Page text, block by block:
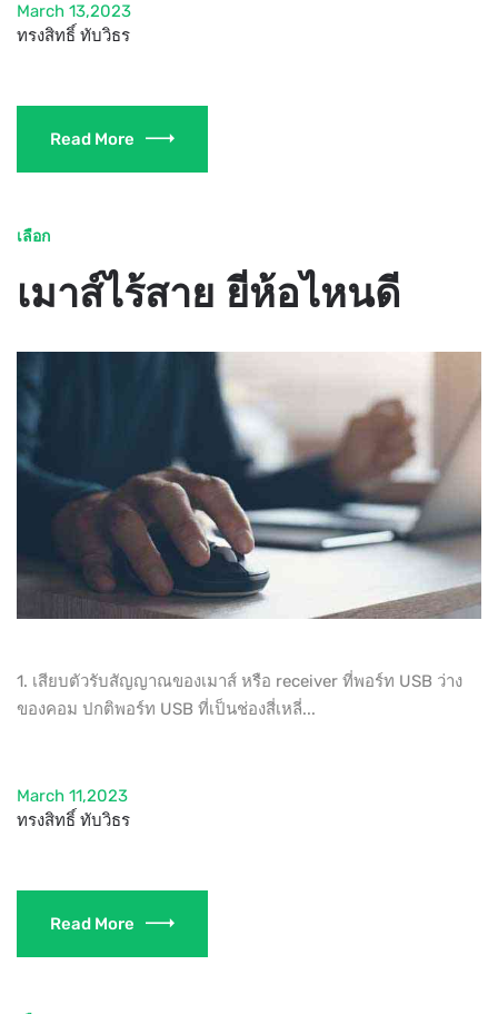
March 13,2023
ทรงสิทธิ์ ทับวิธร
Read More
เลือก
เมาส์ไร้สาย ยี่ห้อไหนดี
1. เสียบตัวรับสัญญาณของเมาส์ หรือ receiver ที่พอร์ท USB ว่าง
ของคอม ปกติพอร์ท USB ที่เป็นช่องสี่เหลี่...
March 11,2023
ทรงสิทธิ์ ทับวิธร
Read More